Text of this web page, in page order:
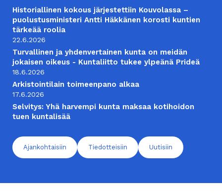
Historiallinen kokous järjestettiin Kouvolassa –
puolustusministeri Antti Häkkänen korosti kuntien
tärkeää roolia
22.6.2026
Turvallinen ja yhdenvertainen kunta on meidän
jokaisen oikeus - Kuntaliitto tukee ylpeänä Prideä
18.6.2026
Arkistointilain toimeenpano alkaa
17.6.2026
Selvitys: Yhä harvempi kunta maksaa kotihoidon
tuen kuntalisää
Ajankohtaisiin Tiedotteisiin Uutisiin